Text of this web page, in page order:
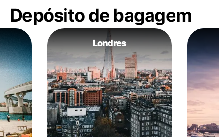
Depósito de bagagem
Londres